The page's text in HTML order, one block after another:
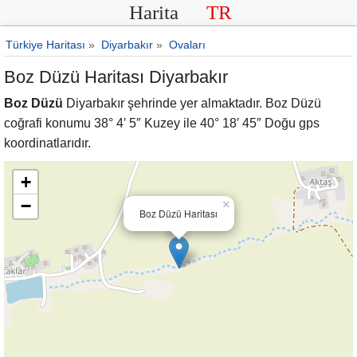
Harita TR
Türkiye Haritası » Diyarbakır » Ovaları
Boz Düzü Haritası Diyarbakır
Boz Düzü Diyarbakır şehrinde yer almaktadır. Boz Düzü
coğrafi konumu 38° 4′ 5″ Kuzey ile 40° 18′ 45″ Doğu gps
koordinatlarıdır.
Boz Düzü Haritası
×
+
−